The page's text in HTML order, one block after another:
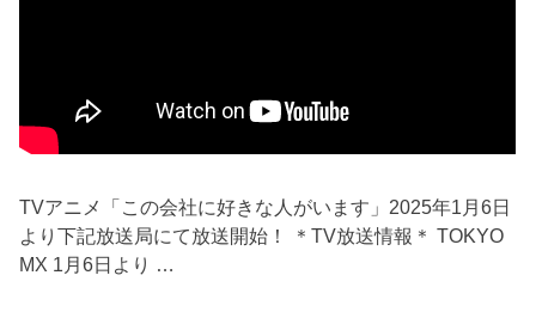
TVアニメ「この会社に好きな人がいます」2025年1月6日
より下記放送局にて放送開始！ ＊TV放送情報＊ TOKYO
MX 1月6日より …